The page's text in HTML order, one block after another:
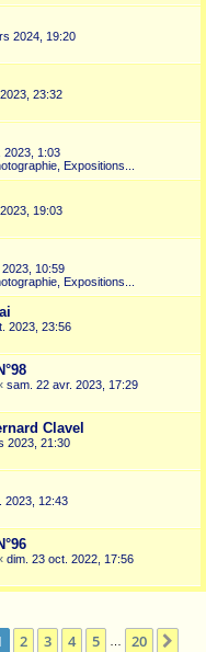
2024, 19:20
23:32
2023, 1:03
Expositions...
19:03
10:59
Expositions...
2023, 23:56
sam. 22 avr. 2023, 17:29
Clavel
2023, 21:30
2023, 12:43
dim. 23 oct. 2022, 17:56
1sur20
2 3 4 5 20